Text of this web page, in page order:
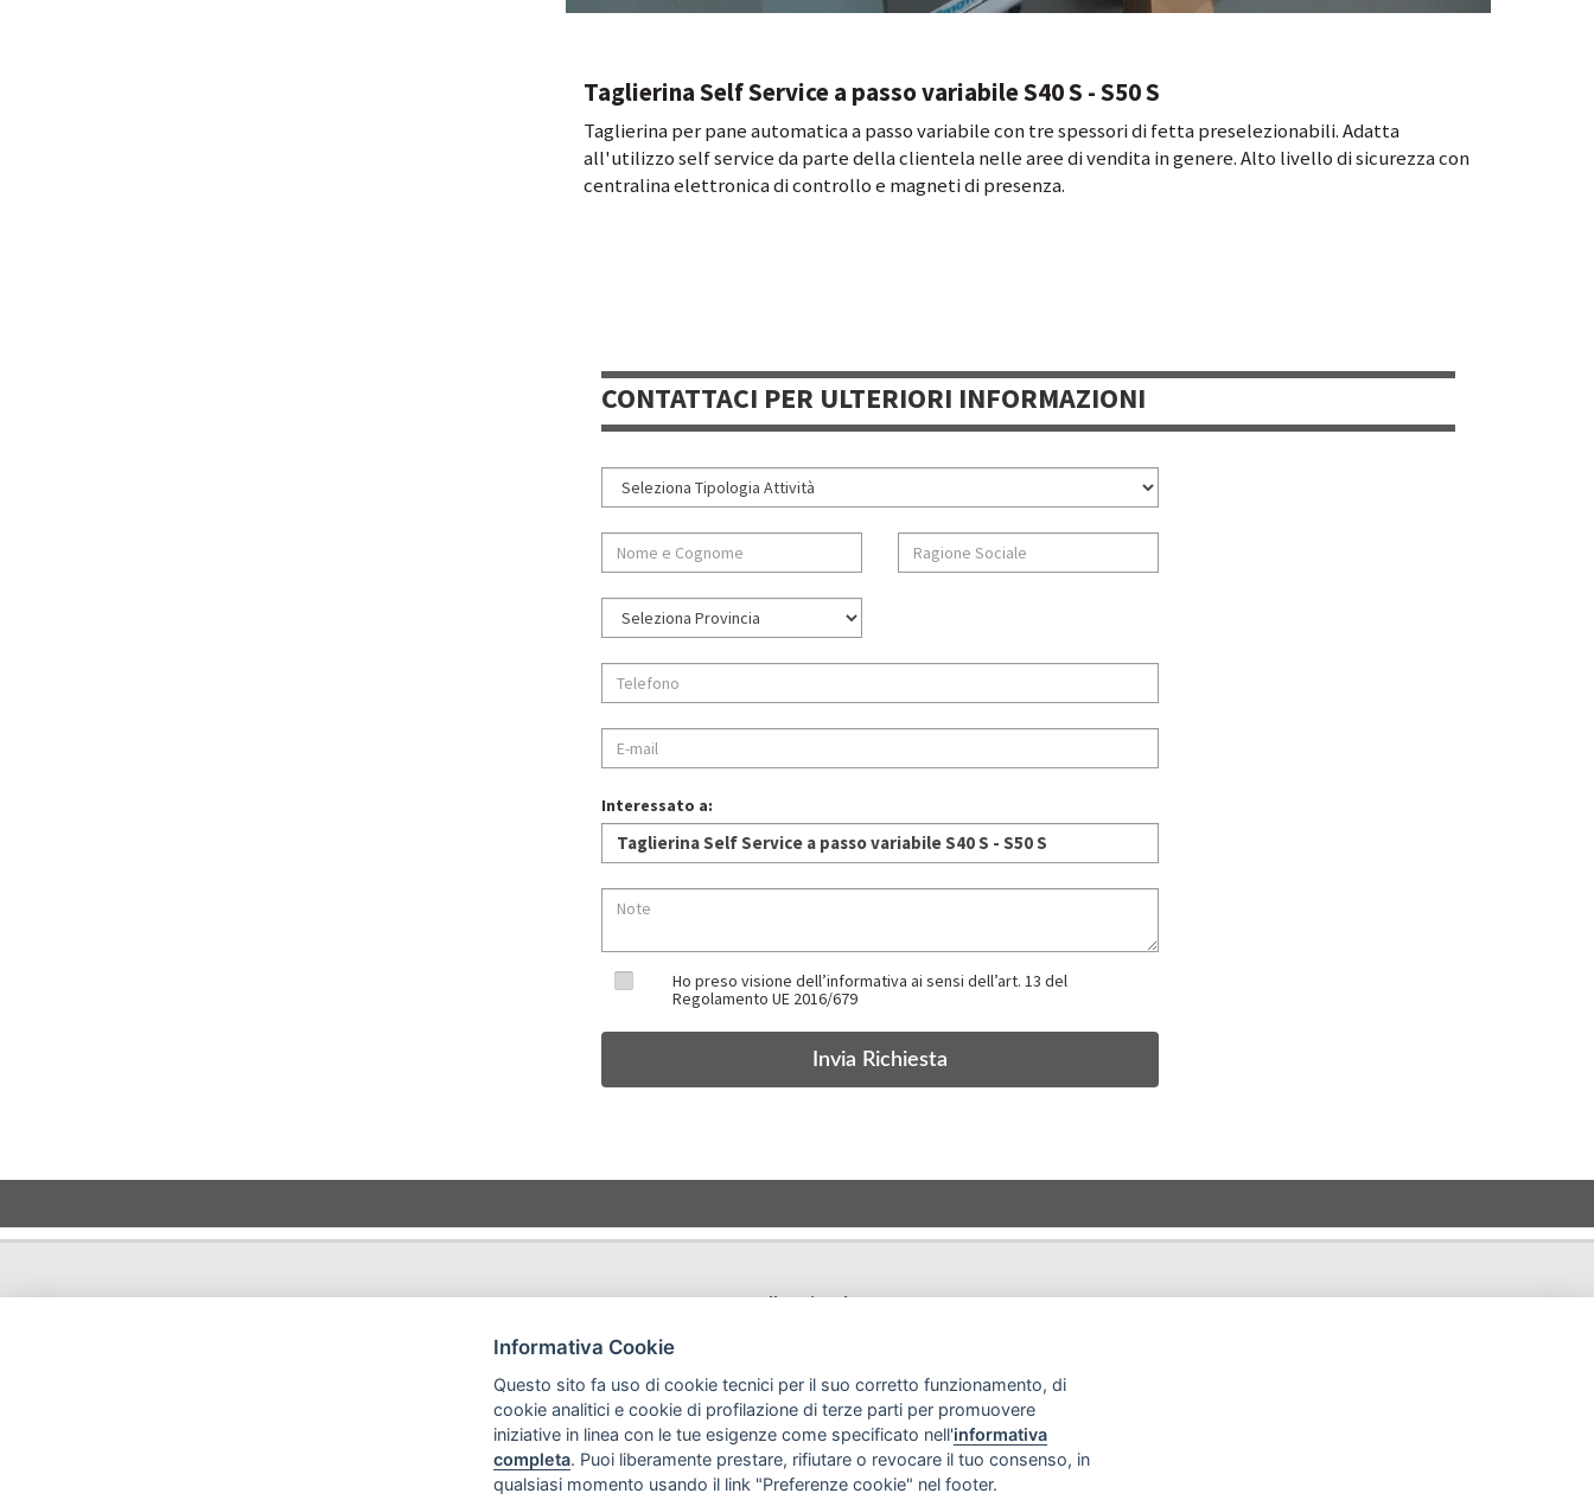
Taglierina Self Service a passo variabile S40 S - S50 S
Taglierina per pane automatica a passo variabile con tre spessori di fetta preselezionabili. Adatta
all'utilizzo self service da parte della clientela nelle aree di vendita in genere. Alto livello di sicurezza con
centralina elettronica di controllo e magneti di presenza.
CONTATTACI PER ULTERIORI INFORMAZIONI
Interessato a:
Ho preso visione dell’informativa ai sensi dell’art. 13 del
Regolamento UE 2016/679
Rollmatic Srl
E-Mail:
info@rollmatic.com
Partita IVA: 03391250242
C.F. e N. Registro Imprese: 03391250242
Rollmatic Srl © 2026 - All Rights Reserved
Informativa Cookie
Questo sito fa uso di cookie tecnici per il suo corretto funzionamento, di
cookie analitici e cookie di profilazione di terze parti per promuovere
iniziative in linea con le tue esigenze come specificato nell'informativa
completa. Puoi liberamente prestare, rifiutare o revocare il tuo consenso, in
qualsiasi momento usando il link "Preferenze cookie" nel footer.